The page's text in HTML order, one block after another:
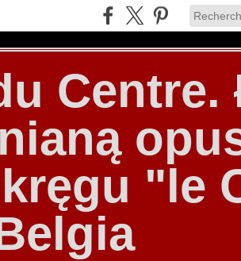
Centre.
"le